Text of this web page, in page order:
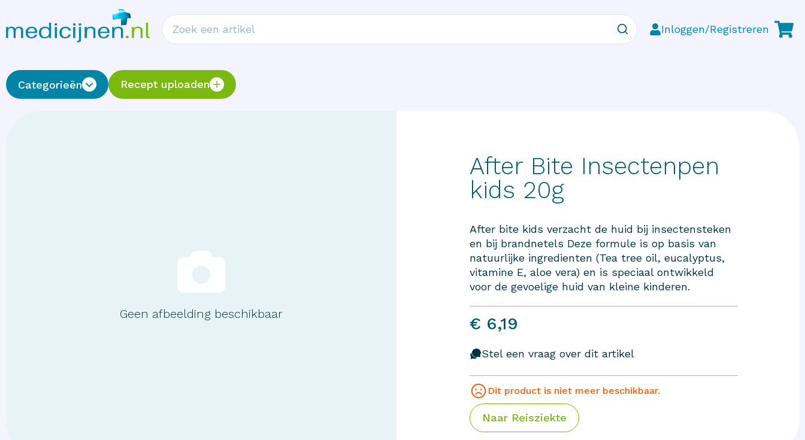
Inloggen/Registreren
Categorieën Recept uploaden
Geen afbeelding beschikbaar
After Bite Insectenpen
kids 20g
After bite kids verzacht de huid bij insectensteken
en bij brandnetels Deze formule is op basis van
natuurlijke ingredienten (Tea tree oil, eucalyptus,
vitamine E, aloe vera) en is speciaal ontwikkeld
voor de gevoelige huid van kleine kinderen.
€ 6,19
Stel een vraag over dit artikel
Dit product is niet meer beschikbaar.
Naar Reisziekte